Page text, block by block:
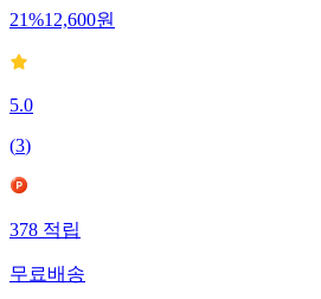
21%12,600원
5.0
(3)
378적립
무료배송